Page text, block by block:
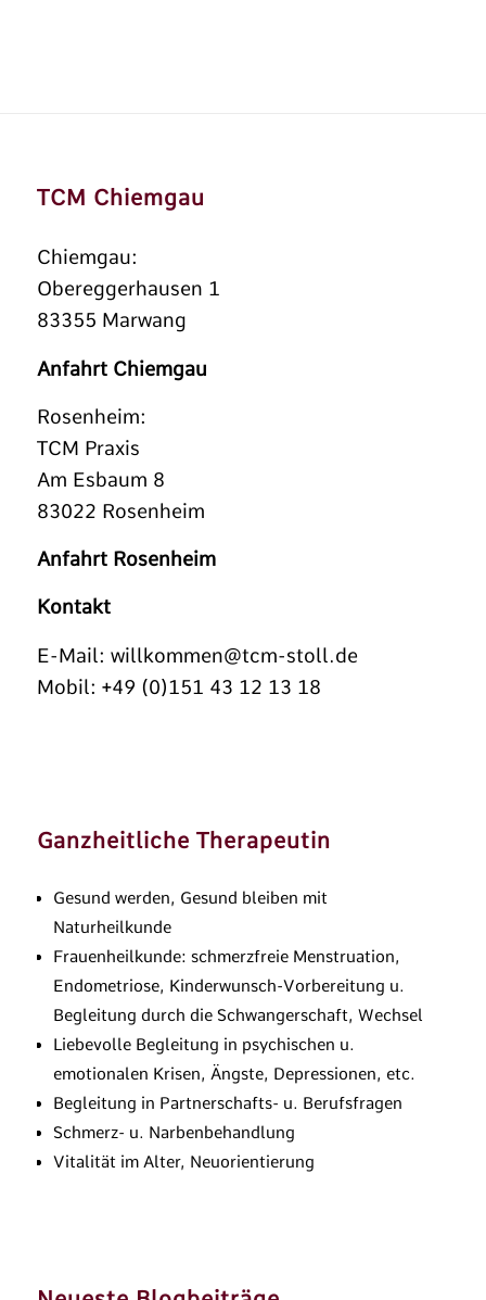
TCM Chiemgau
Chiemgau:
Obereggerhausen 1
83355 Marwang
Anfahrt Chiemgau
Rosenheim:
TCM Praxis
Am Esbaum 8
83022 Rosenheim
Anfahrt Rosenheim
Kontakt
E-Mail: willkommen@tcm-stoll.de
Mobil: +49 (0)151 43 12 13 18
Ganzheitliche Therapeutin
Gesund werden, Gesund bleiben mit
Naturheilkunde
Frauenheilkunde: schmerzfreie Menstruation,
Endometriose, Kinderwunsch-Vorbereitung u.
Begleitung durch die Schwangerschaft, Wechsel
Liebevolle Begleitung in psychischen u.
emotionalen Krisen, Ängste, Depressionen, etc.
Begleitung in Partnerschafts- u. Berufsfragen
Schmerz- u. Narbenbehandlung
Vitalität im Alter, Neuorientierung